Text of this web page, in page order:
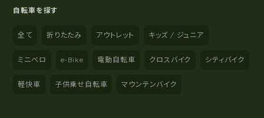
自転車を探す
全て 折りたたみ アウトレット キッズ / ジュニア
ミニベロ e-Bike 電動自転車 クロスバイク シティバイク
軽快車 子供乗せ自転車 マウンテンバイク